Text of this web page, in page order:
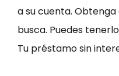
a su cuenta.
busca. Puedes
Tu préstamo sin